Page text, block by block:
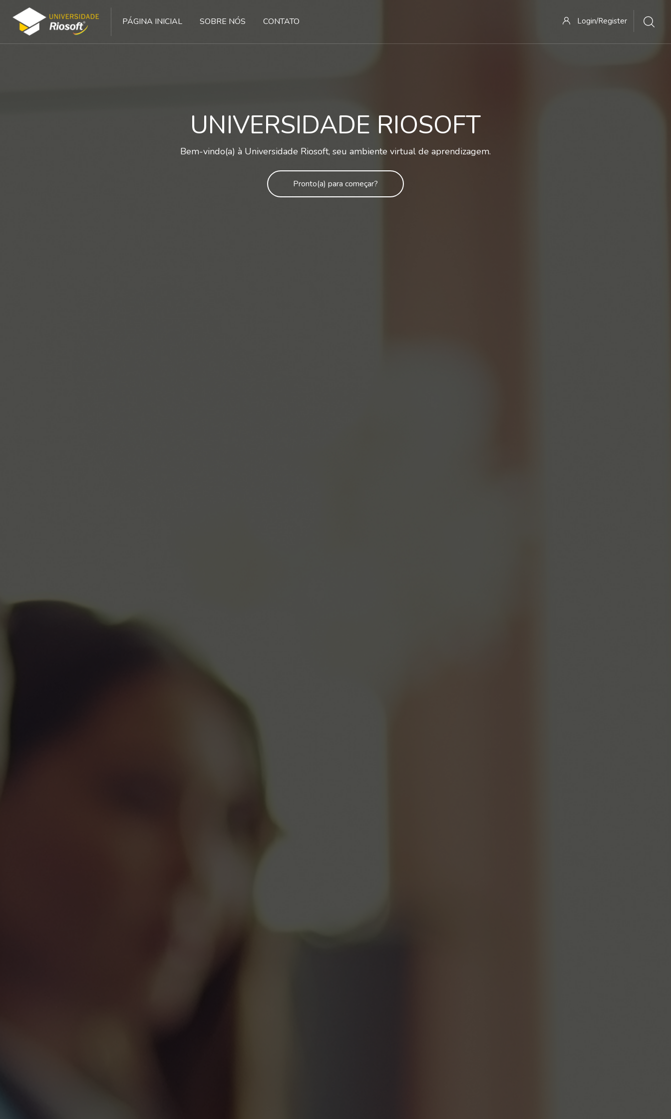
PÁGINA INICIAL SOBRE NÓS CONTATO Login/Register
Pular [Cocoon] Slider style 2
UNIVERSIDADE RIOSOFT
Bem-vindo(a) à Universidade Riosoft, seu ambiente virtual de aprendizagem.
Pronto(a) para começar?